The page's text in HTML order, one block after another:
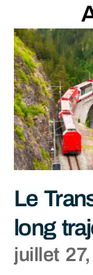
Le
long
juillet